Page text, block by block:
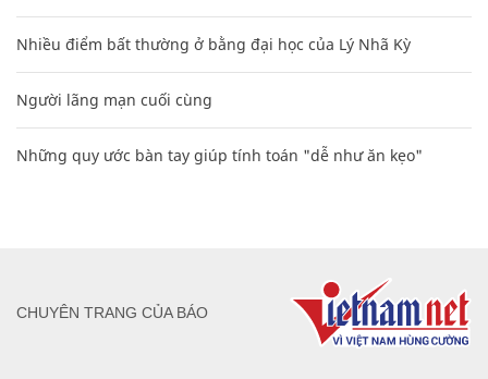
Nhiều điểm bất thường ở bằng đại học của Lý Nhã Kỳ
Người lãng mạn cuối cùng
Những quy ước bàn tay giúp tính toán "dễ như ăn kẹo"
CHUYÊN TRANG CỦA BÁO